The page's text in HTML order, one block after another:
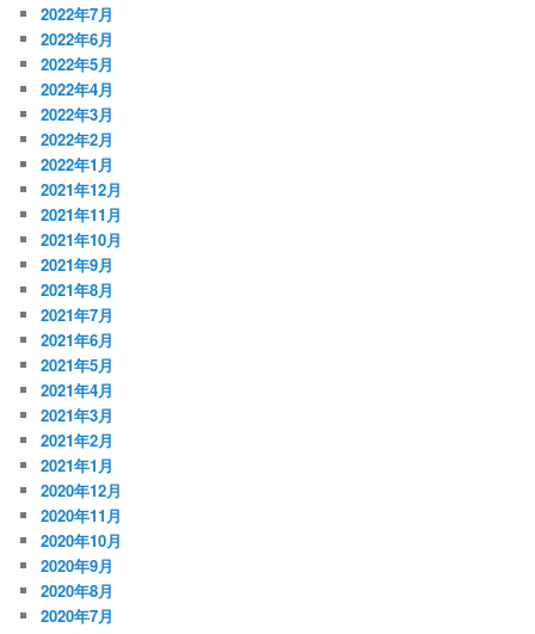
2022年7月
2022年6月
2022年5月
2022年4月
2022年3月
2022年2月
2022年1月
2021年12月
2021年11月
2021年10月
2021年9月
2021年8月
2021年7月
2021年6月
2021年5月
2021年4月
2021年3月
2021年2月
2021年1月
2020年12月
2020年11月
2020年10月
2020年9月
2020年8月
2020年7月